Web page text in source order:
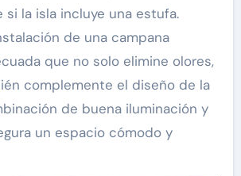
si la isla incluye una estufa.
de una campana
que no solo elimine olores,
complemente el diseño de la
de buena iluminación y
un espacio cómodo y